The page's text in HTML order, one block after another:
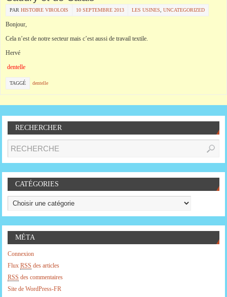
PAR HISTOIRE VIROLOIS 10 SEPTEMBRE 2013 LES USINES UNCATEGORIZED
Bonjour,
Cela n’est de notre secteur mais c’est aussi de travail textile.
Hervé
dentelle
TAGGÉ dentelle
RECHERCHER
CATÉGORIES
MÉTA
Connexion
FluxRSS des articles
RSS des commentaires
Site de WordPress-FR